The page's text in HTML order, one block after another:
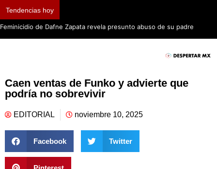
Tendencias hoy
Feminicidio de Dafne Zapata revela presunto abuso de su padre
Caen ventas de Funko y advierte que
podría no sobrevivir
EDITORIAL noviembre 10, 2025
Facebook Twitter